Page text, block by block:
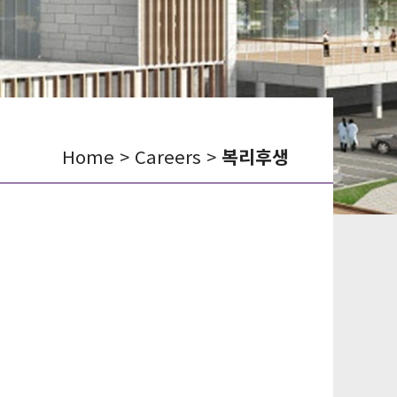
Home > Careers > 복리후생